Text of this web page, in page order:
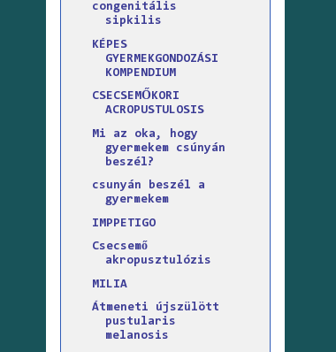
congenitális
sipkilis
KÉPES
GYERMEKGONDOZÁSI
KOMPENDIUM
CSECSEMŐKORI
ACROPUSTULOSIS
Mi az oka, hogy
gyermekem csúnyán
beszél?
csunyán beszél a
gyermekem
IMPPETIGO
Csecsemő
akropusztulózis
MILIA
Átmeneti újszülött
pustularis
melanosis